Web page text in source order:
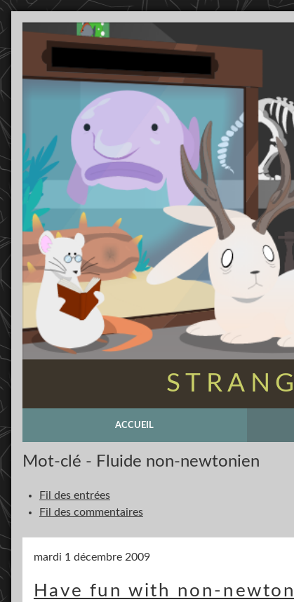
ACCUEIL
Mot-clé - Fluide non-newtonien
Fil des entrées
Fil des commentaires
mardi 1 décembre 2009
Have fun with non-